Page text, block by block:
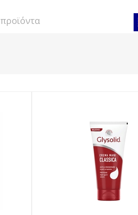
προϊόντα